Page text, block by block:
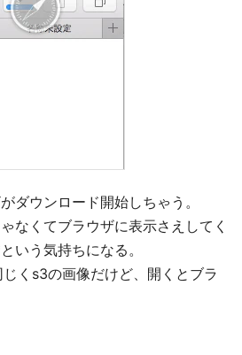
ダウンロード開始しちゃう。
なくてブラウザに表示さえしてく
いう気持ちになる。
くs3の画像だけど、開くとブラ